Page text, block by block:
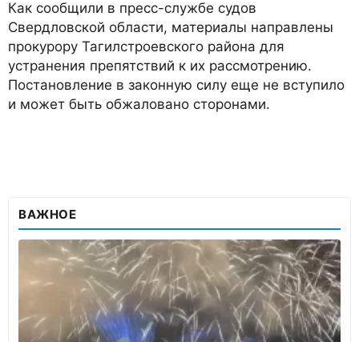
Как сообщили в пресс-службе судов
Свердловской области, материалы направлены
прокурору Тагилстроевского района для
устранения препятствий к их рассмотрению.
Постановление в законную силу еще не вступило
и может быть обжаловано сторонами.
ВАЖНОЕ